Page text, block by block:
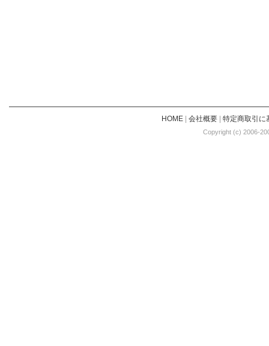
HOME| 会社概要| 特定商取引に
Copyright (c) 2006-